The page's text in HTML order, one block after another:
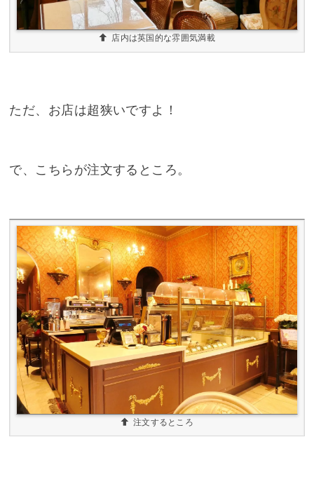
店内は英国的な雰囲気満載
ただ、お店は超狭いですよ！
で、こちらが注文するところ。
注文するところ